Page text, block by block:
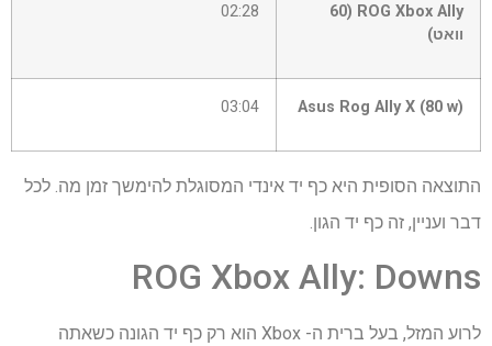
ROG Xbox Ally (60
וואט)
02:28
Asus Rog Ally X (80 w)
03:04
התוצאה הסופית היא כף יד אינדי המסוגלת להימשך זמן מה. לכל
דבר ועניין, זה כף יד הגון.
ROG Xbox Ally: Downs
לרוע המזל, בעל ברית ה- Xbox הוא רק כף יד הגונה כשאתה